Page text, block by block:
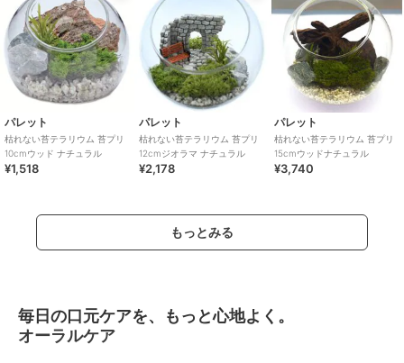
パレット
枯れない苔テラリウム 苔プリ
10cmウッド ナチュラル
¥1,518
パレット
枯れない苔テラリウム 苔プリ
12cmジオラマ ナチュラル
¥2,178
パレット
枯れない苔テラリウム 苔プリ
15cmウッドナチュラル
¥3,740
もっとみる
毎日の口元ケアを、もっと心地よく。
オーラルケア